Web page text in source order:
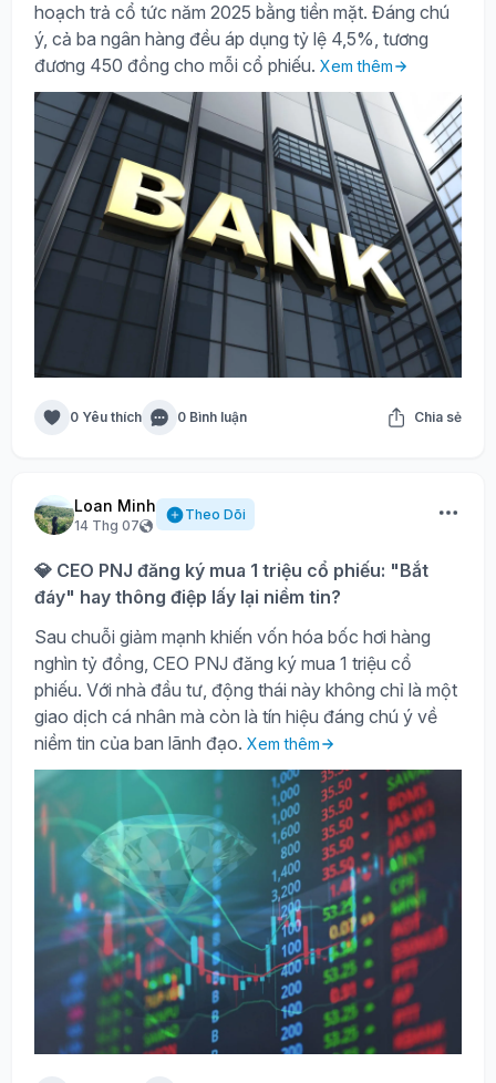
hoạch trả cổ tức năm 2025 bằng tiền mặt. Đáng chú
ý, cả ba ngân hàng đều áp dụng tỷ lệ 4,5%, tương
đương 450 đồng cho mỗi cổ phiếu. Xem thêm
0 Yêu thích 0 Bình luận Chia sẻ
Loan Minh
14 Thg 07
Theo Dõi
💎 CEO PNJ đăng ký mua 1 triệu cổ phiếu: "Bắt
đáy" hay thông điệp lấy lại niềm tin?
Sau chuỗi giảm mạnh khiến vốn hóa bốc hơi hàng
nghìn tỷ đồng, CEO PNJ đăng ký mua 1 triệu cổ
phiếu. Với nhà đầu tư, động thái này không chỉ là một
giao dịch cá nhân mà còn là tín hiệu đáng chú ý về
niềm tin của ban lãnh đạo. Xem thêm